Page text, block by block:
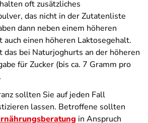
oft zusätzliches
das nicht in der Zutatenliste
dann neben einem höheren
auch einen höheren Laktosegehalt.
das bei Naturjoghurts an der höheren
für Zucker (bis ca. 7 Gramm pro
sollten Sie auf jeden Fall
lassen. Betroffene sollten
in Anspruch